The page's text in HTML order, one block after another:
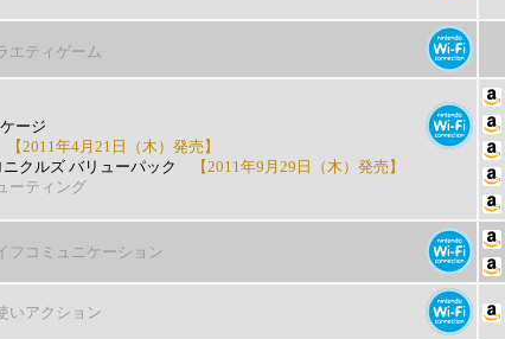
エティゲーム
ージ
【2011年4月21日（木）発売】
クルズ バリューパック
【2011年9月29日（木）発売】
ーティング
フコミュニケーション
いアクション